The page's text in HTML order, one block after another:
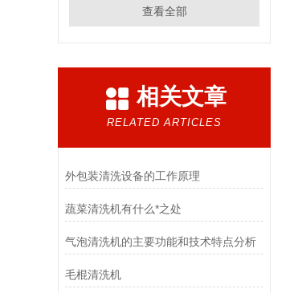
查看全部
相关文章
RELATED ARTICLES
外包装清洗设备的工作原理
蔬菜清洗机有什么*之处
气泡清洗机的主要功能和技术特点分析
毛棍清洗机